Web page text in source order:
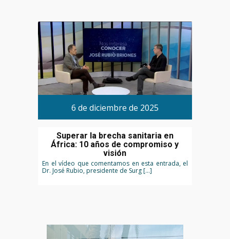
6 de diciembre de 2025
Superar la brecha sanitaria en
África: 10 años de compromiso y
visión
En el vídeo que comentamos en esta entrada, el
Dr. José Rubio, presidente de Surg […]